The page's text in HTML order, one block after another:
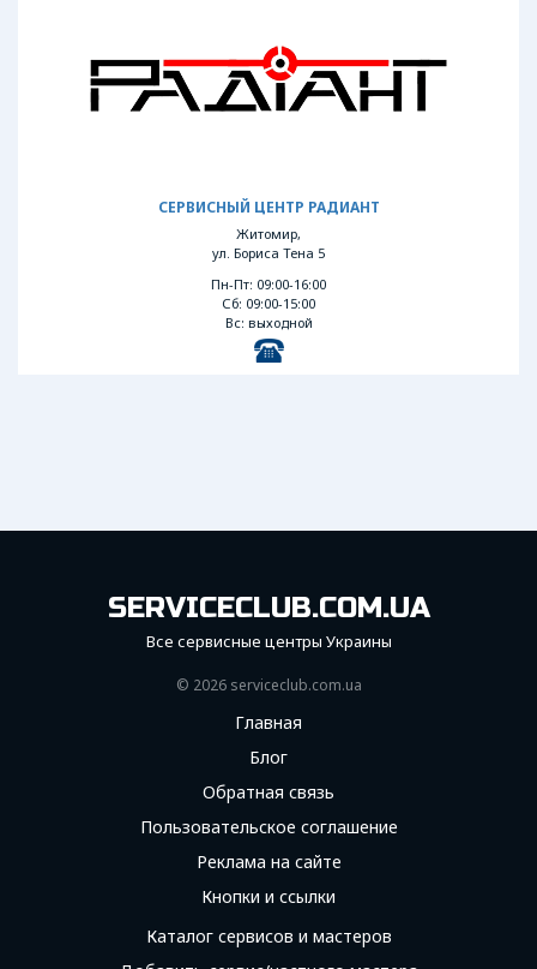
СЕРВИСНЫЙ ЦЕНТР РАДИАНТ
Житомир,
ул. Бориса Тена 5
Пн-Пт: 09:00-16:00
Сб: 09:00-15:00
Вс: выходной
SERVICECLUB.COM.UA
Все сервисные центры Украины
© 2026 serviceсlub.com.ua
Главная
Блог
Обратная связь
Пользовательское соглашение
Реклама на сайте
Кнопки и ссылки
Каталог сервисов и мастеров